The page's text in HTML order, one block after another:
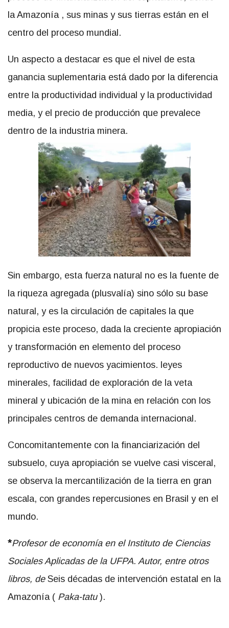
la Amazonía , sus minas y sus tierras están en el
centro del proceso mundial.
Un aspecto a destacar es que el nivel de esta
ganancia suplementaria está dado por la diferencia
entre la productividad individual y la productividad
media, y el precio de producción que prevalece
dentro de la industria minera.
Sin embargo, esta fuerza natural no es la fuente de
la riqueza agregada (plusvalía) sino sólo su base
natural, y es la circulación de capitales la que
propicia este proceso, dada la creciente apropiación
y transformación en elemento del proceso
reproductivo de nuevos yacimientos. leyes
minerales, facilidad de exploración de la veta
mineral y ubicación de la mina en relación con los
principales centros de demanda internacional.
Concomitantemente con la financiarización del
subsuelo, cuya apropiación se vuelve casi visceral,
se observa la mercantilización de la tierra en gran
escala, con grandes repercusiones en Brasil y en el
mundo.
*Profesor de economía en el Instituto de Ciencias
Sociales Aplicadas de la UFPA. Autor, entre otros
libros, deSeis décadas de intervención estatal en la
Amazonía ( Paka-tatu).